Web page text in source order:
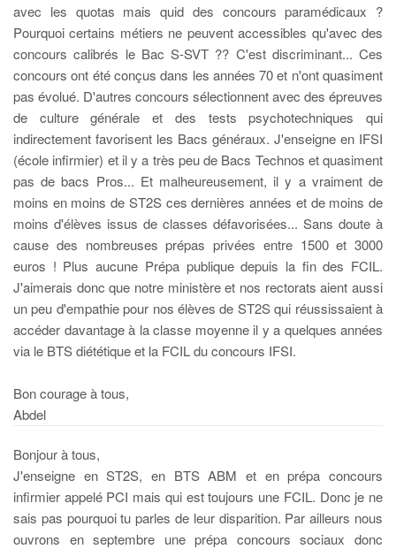
avec les quotas mais quid des concours paramédicaux ?
Pourquoi certains métiers ne peuvent accessibles qu'avec des
concours calibrés le Bac S-SVT ?? C'est discriminant... Ces
concours ont été conçus dans les années 70 et n'ont quasiment
pas évolué. D'autres concours sélectionnent avec des épreuves
de culture générale et des tests psychotechniques qui
indirectement favorisent les Bacs généraux. J'enseigne en IFSI
(école infirmier) et il y a très peu de Bacs Technos et quasiment
pas de bacs Pros... Et malheureusement, il y a vraiment de
moins en moins de ST2S ces dernières années et de moins de
moins d'élèves issus de classes défavorisées... Sans doute à
cause des nombreuses prépas privées entre 1500 et 3000
euros ! Plus aucune Prépa publique depuis la fin des FCIL.
J'aimerais donc que notre ministère et nos rectorats aient aussi
un peu d'empathie pour nos élèves de ST2S qui réussissaient à
accéder davantage à la classe moyenne il y a quelques années
via le BTS diététique et la FCIL du concours IFSI.
Bon courage à tous,
Abdel
Bonjour à tous,
J'enseigne en ST2S, en BTS ABM et en prépa concours
infirmier appelé PCI mais qui est toujours une FCIL. Donc je ne
sais pas pourquoi tu parles de leur disparition. Par ailleurs nous
ouvrons en septembre une prépa concours sociaux donc